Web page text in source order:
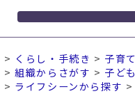
> くらし・手続き > 子育て
>組織からさがす > 子ど
> ライフシーンから探す